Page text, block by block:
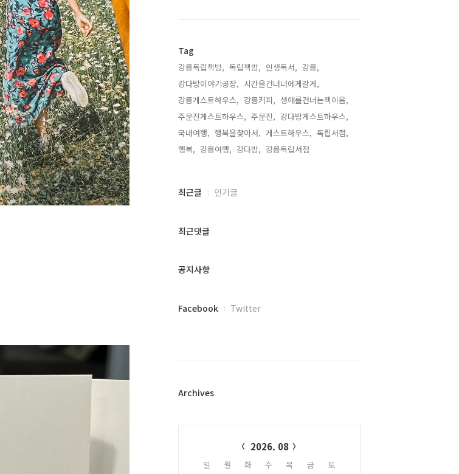
Tag
강릉독립책방, 독립책방, 인생독서, 강릉,
강다방이야기공장, 시간을건너너에게갈게,
강릉게스트하우스, 강릉커피, 생애를건너는책이음,
주문진게스트하우스, 주문진, 강다방게스트하우스,
국내여행, 행복을찾아서, 게스트하우스, 독립서점,
행복, 강릉여행, 강다방, 강릉독립서점,
최
과
글
최근글 인기글
최근댓글
공지사항
페
플
Facebook Twitter
Archives
2026. 08
일 월 화 수 목 금
토